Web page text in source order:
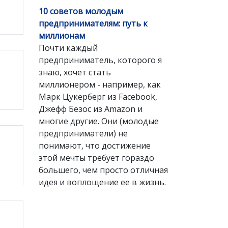
10 советов молодым
предпринимателям: путь к
миллионам
Почти каждый
предприниматель, которого я
знаю, хочет стать
миллионером - например, как
Марк Цукерберг из Facebook,
Джефф Безос из Amazon и
многие другие. Они (молодые
предприниматели) не
понимают, что достижение
этой мечты требует гораздо
большего, чем просто отличная
идея и воплощение ее в жизнь.